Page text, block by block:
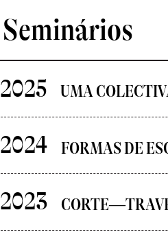
Seminários
2025 UMA
2024 FORMAS DE
2023